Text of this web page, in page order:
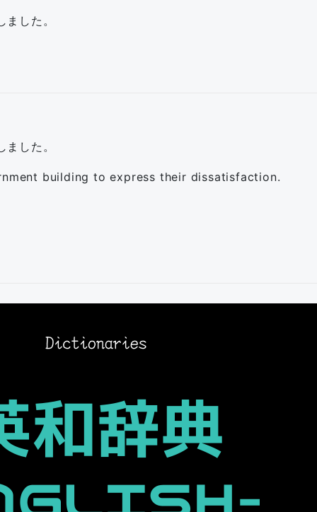
した。
した。
building to express their dissatisfaction.